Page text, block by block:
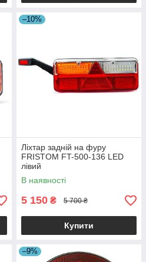
–10%
Ліхтар задній на фуру
FRISTOM FT-500-136 LED
лівий
В наявності
5 150 ₴ 5 700 ₴
Купити
–9%